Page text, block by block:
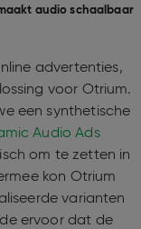
audio schaalbaar
advertenties,
voor Otrium.
een synthetische
Audio Ads
om te zetten in
kon Otrium
varianten
ervoor dat de